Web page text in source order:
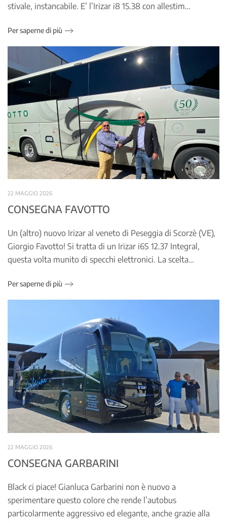
stivale, instancabile. E’ l’Irizar i8 15.38 con allestim…
Per saperne di più
22 MAGGIO 2026
CONSEGNA FAVOTTO
Un (altro) nuovo Irizar al veneto di Peseggia di Scorzè (VE),
Giorgio Favotto! Si tratta di un Irizar i6S 12.37 Integral,
questa volta munito di specchi elettronici. La scelta…
Per saperne di più
22 MAGGIO 2026
CONSEGNA GARBARINI
Black ci piace! Gianluca Garbarini non è nuovo a
sperimentare questo colore che rende l’autobus
particolarmente aggressivo ed elegante, anche grazie alla